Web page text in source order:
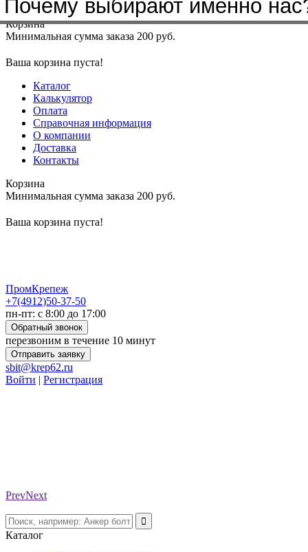
Меню+7(4912)50-37-50sbit@krep62.ru
Корзина
Минимальная сумма заказа 200 руб.
Ваша корзина пуста!
Каталог
Калькулятор
Оплата
Справочная информация
О компании
Доставка
Контакты
Корзина
Минимальная сумма заказа 200 руб.
Ваша корзина пуста!
ПромКрепеж
+7(4912)50-37-50
пн-пт: с 8:00 до 17:00
Обратный звонок
перезвоним в течение 10 минут
Отправить заявку
sbit@krep62.ru
Войти | Регистрация
PrevNext
Каталог
Почему выбирают именно